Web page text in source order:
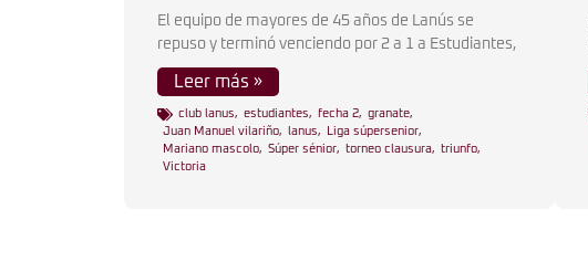
El equipo de mayores de 45 años de Lanús se
repuso y terminó venciendo por 2 a 1 a Estudiantes,
Leer más »
club lanus, estudiantes, fecha 2, granate,
Juan Manuel vilariño, lanus, Liga súpersenior,
Mariano mascolo, Súper sénior, torneo clausura, triunfo,
Victoria